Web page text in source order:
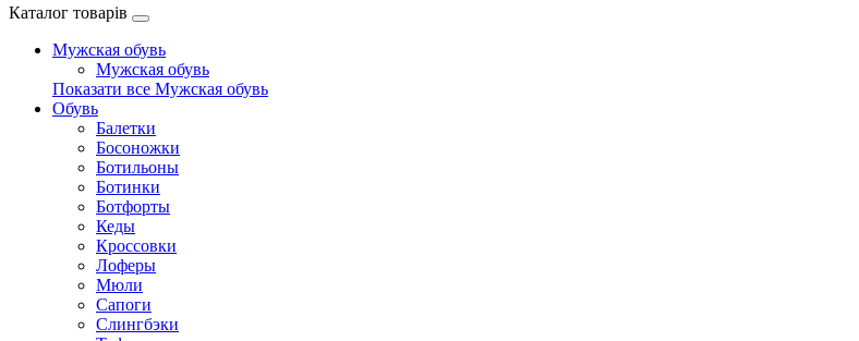
Каталог товарів
Мужская обувь
Мужская обувь
Показати все Мужская обувь
Обувь
Балетки
Босоножки
Ботильоны
Ботинки
Ботфорты
Кеды
Кроссовки
Лоферы
Мюли
Сапоги
Слингбэки